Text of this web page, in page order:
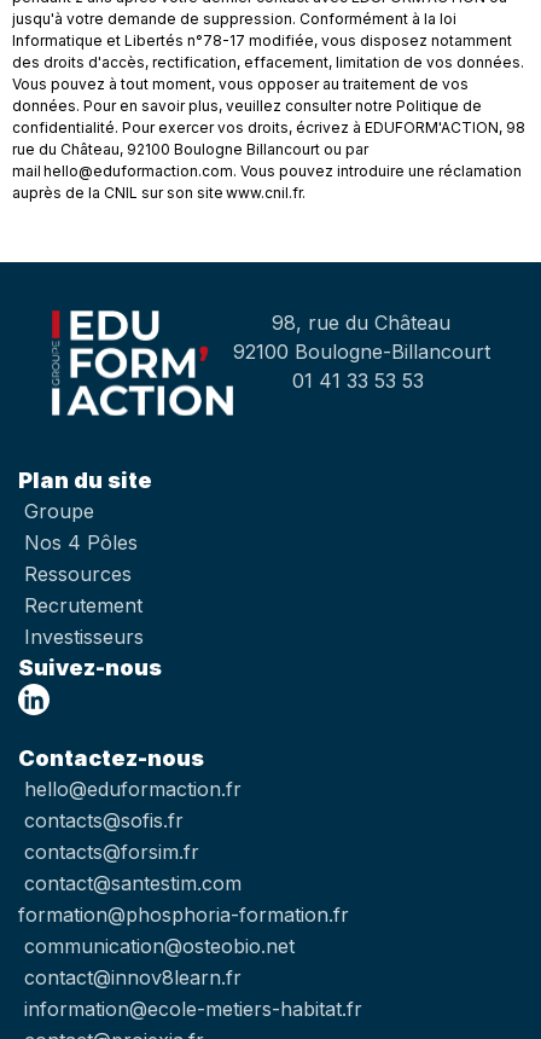
jusqu'à votre demande de suppression. Conformément à la loi
Informatique et Libertés n°78-17 modifiée, vous disposez notamment
des droits d'accès, rectification, effacement, limitation de vos données.
Vous pouvez à tout moment, vous opposer au traitement de vos
données. Pour en savoir plus, veuillez consulter notre Politique de
confidentialité. Pour exercer vos droits, écrivez à EDUFORM'ACTION, 98
rue du Château, 92100 Boulogne Billancourt ou par
mail hello@eduformaction.com. Vous pouvez introduire une réclamation
auprès de la CNIL sur son site www.cnil.fr.
98, rue du Château
92100 Boulogne-Billancourt
01 41 33 53 53
Plan du site
Groupe
Nos 4 Pôles
Ressources
Recrutement
Investisseurs
Suivez-nous
Contactez-nous
hello@eduformaction.fr
contacts@sofis.fr
contacts@forsim.fr
contact@santestim.com
formation@phosphoria-formation.fr
communication@osteobio.net
contact@innov8learn.fr
information@ecole-metiers-habitat.fr